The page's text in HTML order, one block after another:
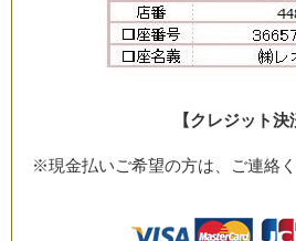
【クレジット決
※現金払いご希望の方は、ご連絡く